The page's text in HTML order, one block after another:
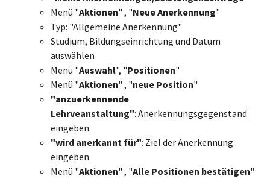
Menü "Aktionen" , "Neue Anerkennung"
Typ: "Allgemeine Anerkennung"
Studium, Bildungseinrichtung und Datum
auswählen
Menü "Auswahl", "Positionen"
Menü "Aktionen" , "neue Position"
"anzuerkennende
Lehrveanstaltung": Anerkennungsgegenstand
eingeben
"wird anerkannt für": Ziel der Anerkennung
eingeben
Menü "Aktionen" , "Alle Positionen bestätigen"